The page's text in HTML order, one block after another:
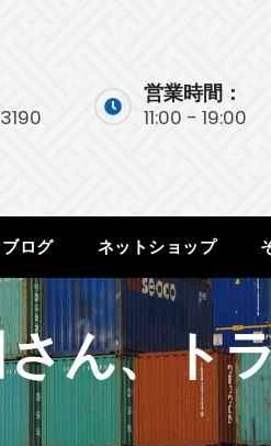
営業時間：
11:00 - 19:00
ブログ ネットショップ
ん、ト